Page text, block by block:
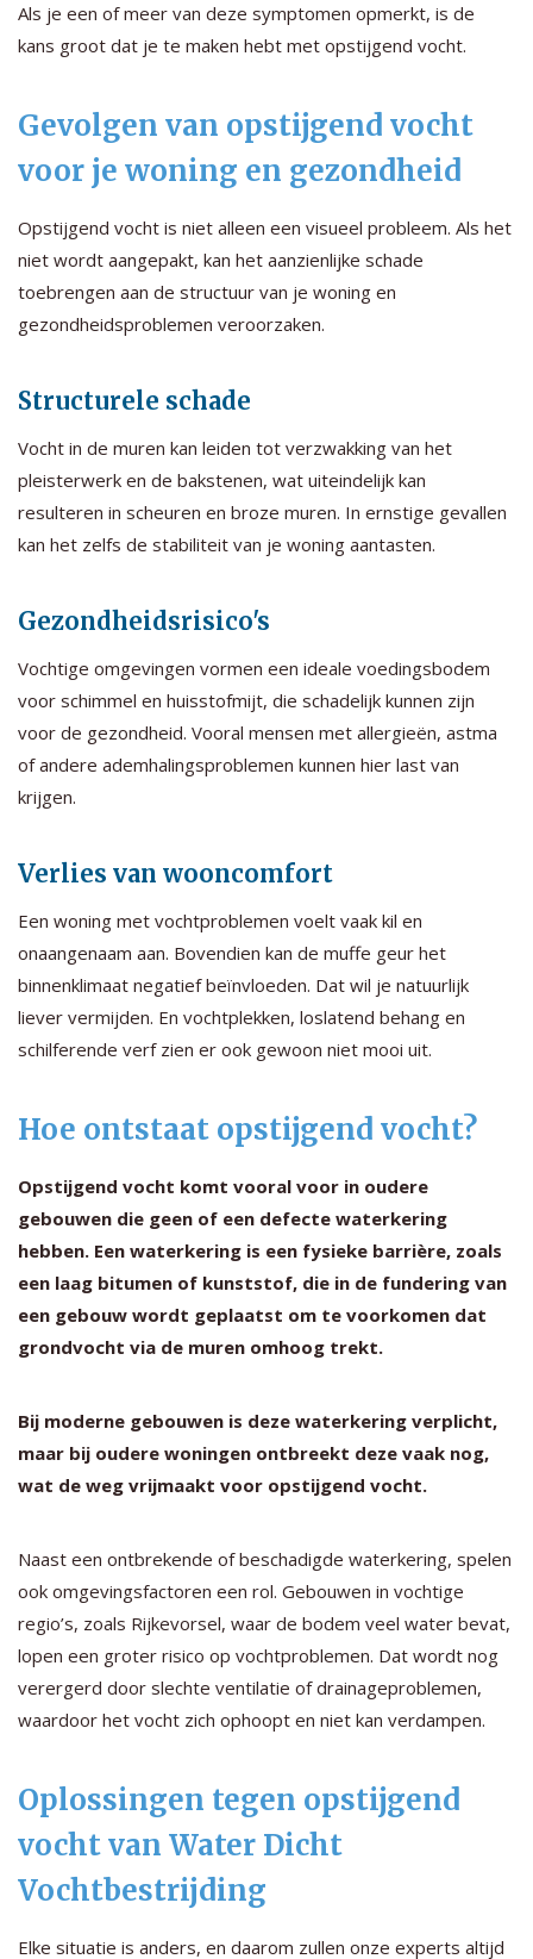
Als je een of meer van deze symptomen opmerkt, is de
kans groot dat je te maken hebt met opstijgend vocht.
Gevolgen van opstijgend vocht
voor je woning en gezondheid
Opstijgend vocht is niet alleen een visueel probleem. Als het
niet wordt aangepakt, kan het aanzienlijke schade
toebrengen aan de structuur van je woning en
gezondheidsproblemen veroorzaken.
Structurele schade
Vocht in de muren kan leiden tot verzwakking van het
pleisterwerk en de bakstenen, wat uiteindelijk kan
resulteren in scheuren en broze muren. In ernstige gevallen
kan het zelfs de stabiliteit van je woning aantasten.
Gezondheidsrisico's
Vochtige omgevingen vormen een ideale voedingsbodem
voor schimmel en huisstofmijt, die schadelijk kunnen zijn
voor de gezondheid. Vooral mensen met allergieën, astma
of andere ademhalingsproblemen kunnen hier last van
krijgen.
Verlies van wooncomfort
Een woning met vochtproblemen voelt vaak kil en
onaangenaam aan. Bovendien kan de muffe geur het
binnenklimaat negatief beïnvloeden. Dat wil je natuurlijk
liever vermijden. En vochtplekken, loslatend behang en
schilferende verf zien er ook gewoon niet mooi uit.
Hoe ontstaat opstijgend vocht?
Opstijgend vocht komt vooral voor in oudere
gebouwen die geen of een defecte waterkering
hebben. Een waterkering is een fysieke barrière, zoals
een laag bitumen of kunststof, die in de fundering van
een gebouw wordt geplaatst om te voorkomen dat
grondvocht via de muren omhoog trekt.
Bij moderne gebouwen is deze waterkering verplicht,
maar bij oudere woningen ontbreekt deze vaak nog,
wat de weg vrijmaakt voor opstijgend vocht.
Naast een ontbrekende of beschadigde waterkering, spelen
ook omgevingsfactoren een rol. Gebouwen in vochtige
regio’s, zoals Rijkevorsel, waar de bodem veel water bevat,
lopen een groter risico op vochtproblemen. Dat wordt nog
verergerd door slechte ventilatie of drainageproblemen,
waardoor het vocht zich ophoopt en niet kan verdampen.
Oplossingen tegen opstijgend
vocht van Water Dicht
Vochtbestrijding
Elke situatie is anders, en daarom zullen onze experts altijd